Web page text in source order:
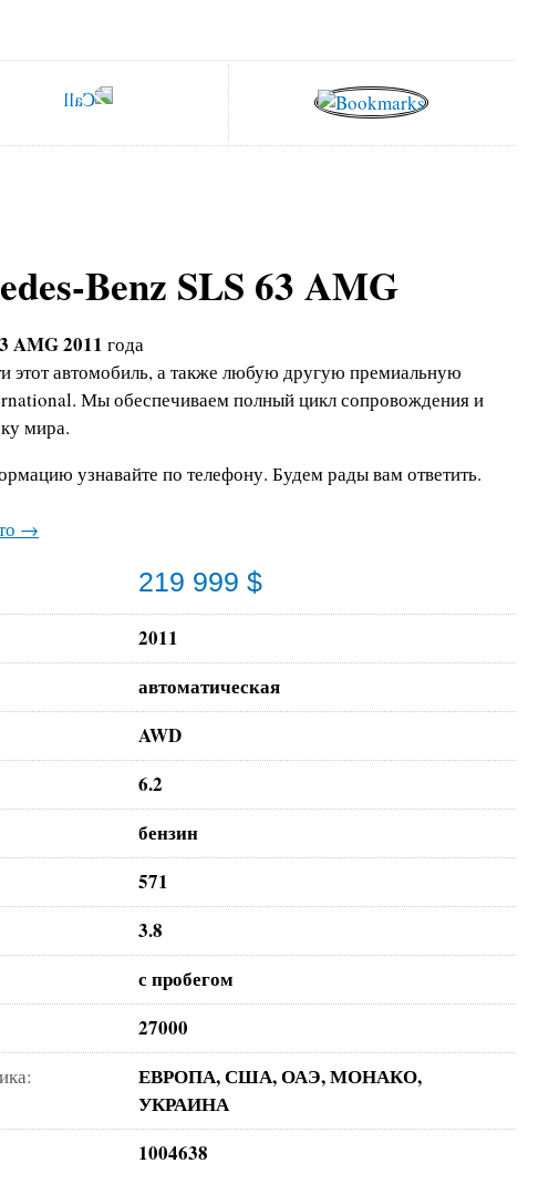
Benz SLS 63 AMG
AMG 2011 года
этот автомобиль, а также любую другую премиальную
Мы обеспечиваем полный цикл сопровождения и
мира.
узнавайте по телефону. Будем рады вам ответить.
→
219 999 $
2011
автоматическая
AWD
6.2
бензин
571
3.8
с пробегом
27000
ЕВРОПА, США, ОАЭ, МОНАКО,
УКРАИНА
1004638